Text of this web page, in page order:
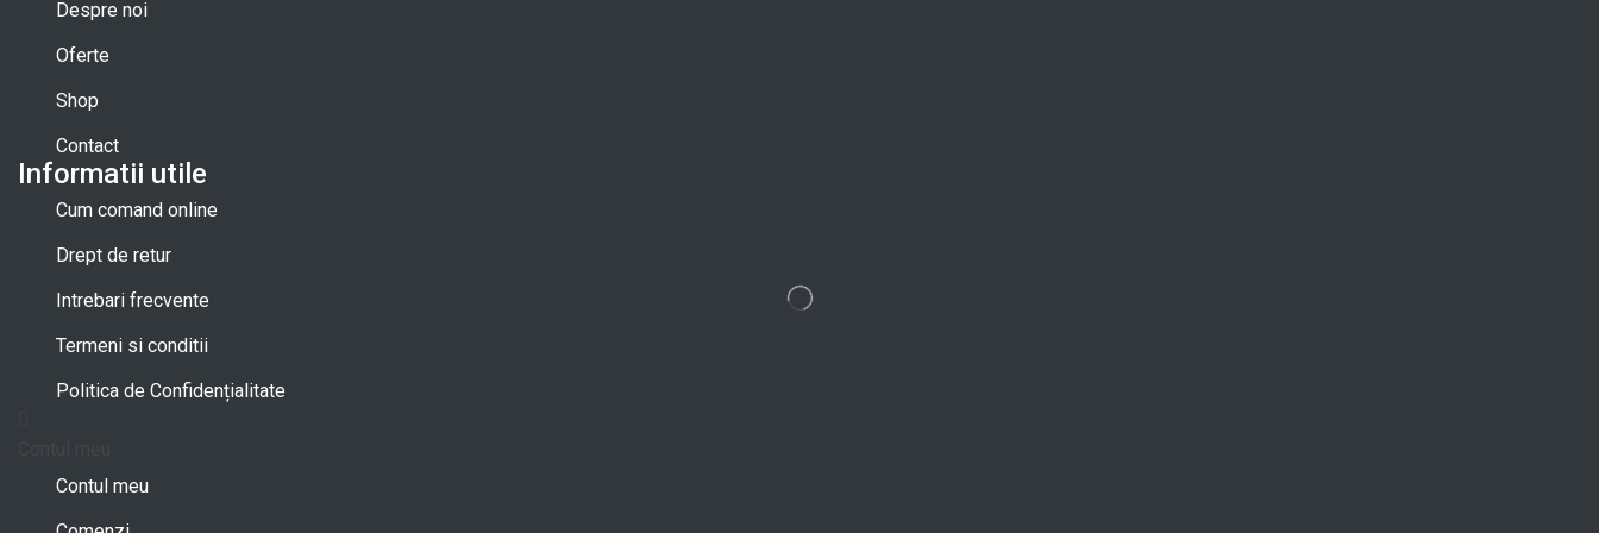
Despre noi
Oferte
Shop
Contact
Informatii utile
Cum comand online
Drept de retur
Intrebari frecvente
Termeni si conditii
Politica de Confidențialitate
Contul meu